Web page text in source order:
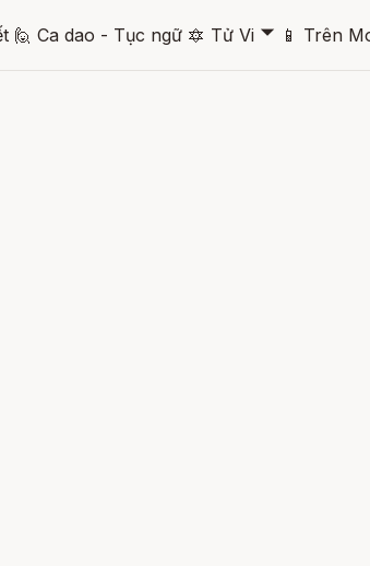
🙋 Ca dao - Tục ngữ 🔯 Tử Vi 🞃 📱 Trên